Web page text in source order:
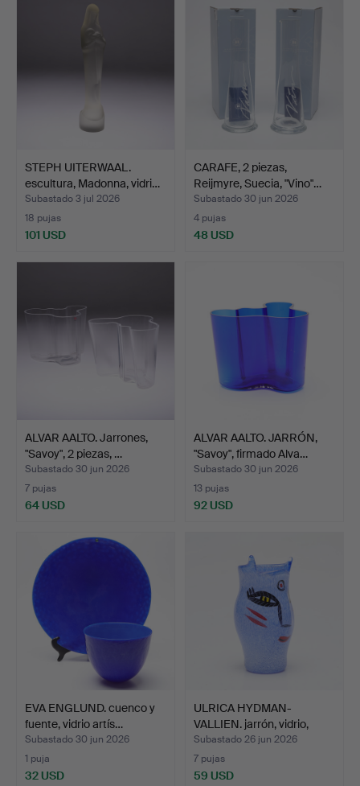
STEPH UITERWAAL.
escultura, Madonna, vidri…
Subastado 3 jul 2026
18 pujas
101 USD
CARAFE, 2 piezas,
Reijmyre, Suecia, "Vino"…
Subastado 30 jun 2026
4 pujas
48 USD
ALVAR AALTO. Jarrones,
"Savoy", 2 piezas, …
Subastado 30 jun 2026
7 pujas
64 USD
ALVAR AALTO. JARRÓN,
"Savoy", firmado Alva…
Subastado 30 jun 2026
13 pujas
92 USD
EVA ENGLUND. cuenco y
fuente, vidrio artís…
Subastado 30 jun 2026
1 puja
32 USD
ULRICA HYDMAN-
VALLIEN. jarrón, vidrio,
"Op…
Subastado 26 jun 2026
7 pujas
59 USD